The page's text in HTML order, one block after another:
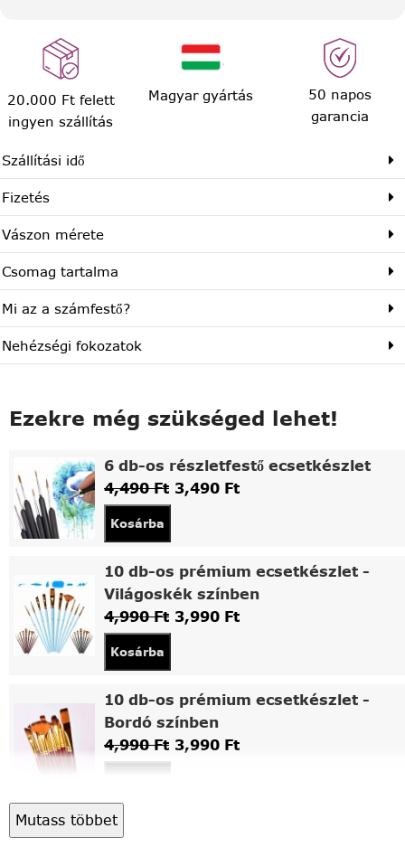
20.000 Ft felett
ingyen szállítás
Magyar gyártás
50 napos
garancia
Szállítási idő
Fizetés
Vászon mérete
Csomag tartalma
Mi az a számfestő?
Nehézségi fokozatok
Ezekre még szükséged lehet!
6 db-os részletfestő ecsetkészlet
4,490Ft 3,490 Ft
Kosárba
10 db-os prémium ecsetkészlet -
Világoskék színben
4,990Ft 3,990 Ft
Kosárba
10 db-os prémium ecsetkészlet -
Bordó színben
4,990Ft 3,990 Ft
Asztali fa festőállvány
Mutass többet